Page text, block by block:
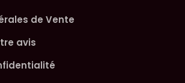
de Vente
avis